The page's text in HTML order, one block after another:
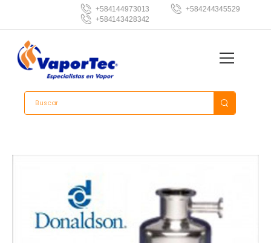
+584144973013
+584244345529
+584143428342